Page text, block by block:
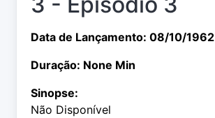
Data de Lançamento: 08/10/1962
Duração: None Min
Sinopse:
Não Disponível